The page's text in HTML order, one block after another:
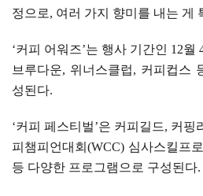
정으로, 여러 가지 향미를 내는 게
‘커피 어워즈’는 행사 기간인 12월
브루다운, 위너스클럽, 커피컵스
성된다.
‘커피 페스티벌’은 커피길드, 커핑
피챔피언대회 (WCC) 심사스킬프
등 다양한 프로그램으로 구성된다.